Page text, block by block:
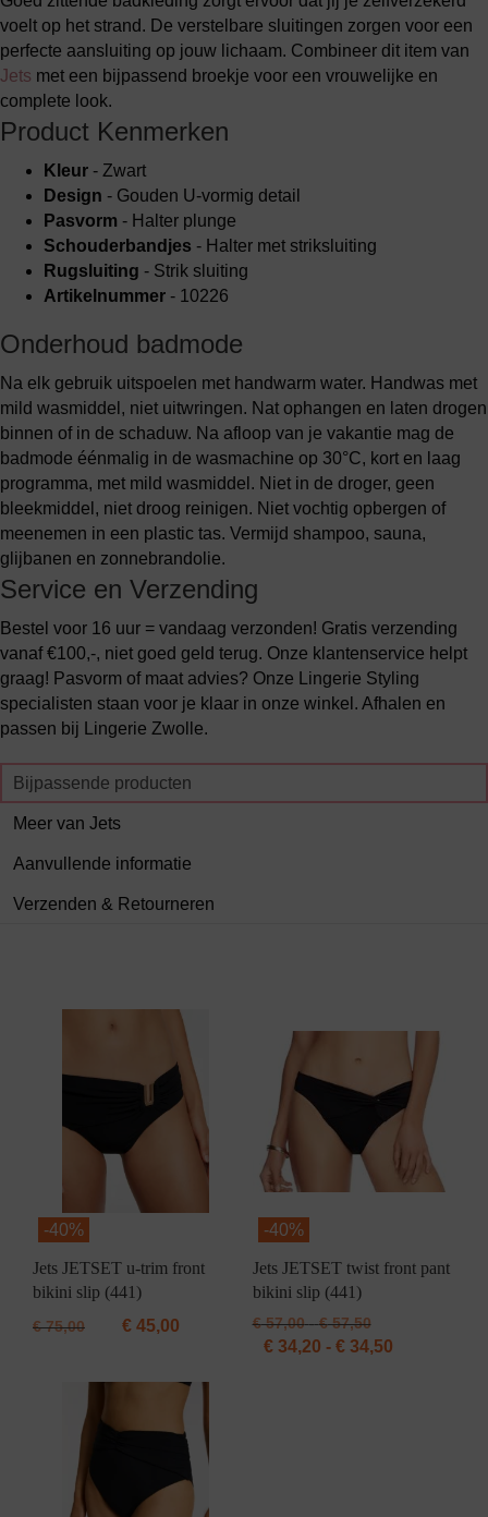
voelt op het strand. De verstelbare sluitingen zorgen voor een
perfecte aansluiting op jouw lichaam. Combineer dit item van
Jets met een bijpassend broekje voor een vrouwelijke en
complete look.
Product Kenmerken
Kleur - Zwart
Design - Gouden U-vormig detail
Pasvorm - Halter plunge
Schouderbandjes - Halter met striksluiting
Rugsluiting - Strik sluiting
Artikelnummer - 10226
Onderhoud badmode
Na elk gebruik uitspoelen met handwarm water. Handwas met
mild wasmiddel, niet uitwringen. Nat ophangen en laten drogen
binnen of in de schaduw. Na afloop van je vakantie mag de
badmode éénmalig in de wasmachine op 30°C, kort en laag
programma, met mild wasmiddel. Niet in de droger, geen
bleekmiddel, niet droog reinigen. Niet vochtig opbergen of
meenemen in een plastic tas. Vermijd shampoo, sauna,
glijbanen en zonnebrandolie.
Service en Verzending
Bestel voor 16 uur = vandaag verzonden! Gratis verzending
vanaf €100,-, niet goed geld terug. Onze klantenservice helpt
graag! Pasvorm of maat advies? Onze Lingerie Styling
specialisten staan voor je klaar in onze winkel. Afhalen en
passen bij Lingerie Zwolle.
Bijpassende producten
Meer van Jets
Aanvullende informatie
Verzenden & Retourneren
-40%
Jets JETSET u-trim front
bikini slip (441)
€75,00 € 45,00
-40%
Jets JETSET twist front pant
bikini slip (441)
€57,00 - €57,50Prijsklasse:
€ 57,00
€34,20 - €34,50Prijsklasse: